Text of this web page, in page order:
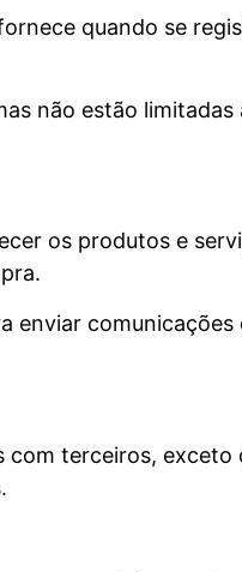
quando se
não estão
os produtos e
enviar
terceiros,